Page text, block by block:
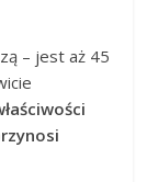
– jest aż 45